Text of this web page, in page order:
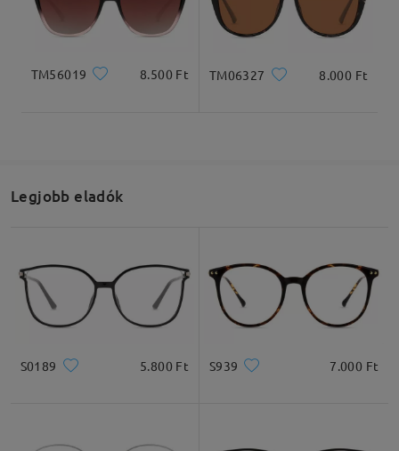
Teljes szélesség Szárhossz
53mm/ 2.09in
Ajánlott arcformák
TM56019 8.500 Ft TM06327 8.000 Ft
Legjobb eladók
S0189 5.800 Ft S939 7.000 Ft